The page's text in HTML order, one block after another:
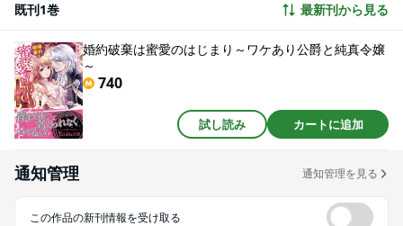
約と知りつつ惹かれ始める。「敏感だね。こんなに感じて」カークラントも
既刊1巻 最新刊から見る
婚約破棄は蜜愛のはじまり～ワケあり公爵と純真令嬢
～
740
試し読み カートに追加
通知管理 通知管理を見る
この作品の新刊情報を受け取る